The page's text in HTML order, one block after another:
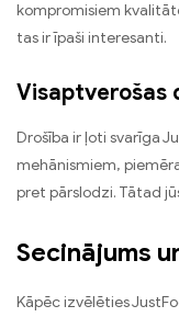
kompromisiem
tas ir īpaši interesanti.
Visaptverošas
Drošība ir ļoti svarīga
mehānismiem,
pret pārslodzi. Tātad
Secinājums
Kāpēc izvēlēties